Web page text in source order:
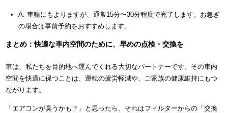
A. 車種にもよりますが、通常15分〜30分程度で完了します。お急ぎ
の場合は事前予約をおすすめします。
まとめ：快適な車内空間のために、早めの点検・交換を
車は、私たちを目的地へ運んでくれる大切なパートナーです。その車内
空間を快適に保つことは、運転の疲労軽減や、ご家族の健康維持にもつ
ながります。
「エアコンが臭うかも？」と思ったら、それはフィルターからの「交換